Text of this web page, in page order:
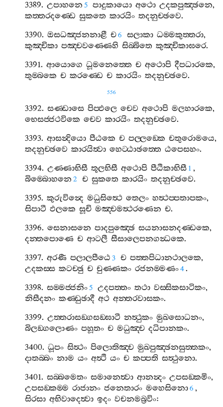
3389.උපාහනෙ 5 පාදුකායො අථො උදකපුඤ‍්ඡනෙ,
කත‍්තරදණ‍්ඩෙ සුකතෙ කාරයිං තදනුච‍්ඡවෙ.
3390.ඔසධඤ‍්ජනනාළී ච6 සලාකා ධම‍්මකුත‍්තරා,
කුඤ‍්චිකා පඤ‍්චවණ‍්ණෙහි සිබ‍්බිතෙ කුඤ‍්චිකාඝරෙ.
3391.ආයොගෙ ධූමනෙත‍්තෙ ච අථොපි දීපධාරකෙ,
තුම‍්බකෙ ච කරණ‍්ඩෙ ච කාරයිං තදනුච‍්ඡවෙ.
556
3392.සණ‍්ඩාසෙ පිප‍්ඵලෙ චෙව අථොපි මලහාරකෙ,
භෙසජ‍්ජථවිකෙ චෙව කාරයිං තදනුච‍්ඡවෙ.
3393.ආසන්‍දියො පීඨකෙ ච පල‍්ලඞ‍්කෙ චතුරොමයෙ,
තදනුච‍්ඡවෙ කාරයිත්‍වා හෙට‍්ඨාඡත‍්තෙ ඨපෙසහං.
3394.උණ‍්ණාභිසී තූලභිසී අථොපි පීඨිකාභිසී 1 ,
බිම‍්බොහනෙ 2 ච සුකතෙ කාරයිං තදනුච‍්ඡවෙ.
3395.කුරුවින්‍දෙ මධුසිත්‍ථෙ තෙලං හත්‍ථප‍්පතාපකං,
සිපාටී ඵලකෙ සූචි මඤ‍්චමත්‍ථරණෙන ච.
3396.සෙනාසනෙ පාදපුඤ‍්ඡෙ සයනාසනදණ‍්ඩකෙ,
දන‍්තපොණෙ ච ආටලී සීසාලෙපනගන්‍ධකෙ.
3397.අරණී පලාලපීඨෙ 3 ච පත‍්තපිධානථාලකෙ,
උදකස‍්ස කටච‍්ඡු ච චුණ‍්ණකං රජනම‍්මණං4.
3398.සම‍්මජ‍්ජනිං5 උදපත‍්තං තථා වස‍්සිකසාටිකං,
නිසීදනං කණ‍්ඩුඡාදී අථ අන‍්තරවාසකං.
3399.උත‍්තරාසඞ‍්ගසඞ‍්ඝාටී නත්‍ථුකං මුඛසොධනං,
බිලඞ‍්ගලොණං පහූතං ච මධුඤ‍්ච දධිපානකං.
3400.ධූපං සිත්‍ථං පිලොතිඤ‍්ච මුඛපුඤ‍්ඡනසුත‍්තකං,
දාතබ‍්බං නාම යං අත්‍ථි යං ච කප‍්පති සත්‍ථුනො.
3401.සබ‍්බමෙතං සමානෙත්‍වා ආනන්‍දං උපසඞ‍්කමිං,
උපසඞ‍්කම‍්ම රාජානං ජනෙතාරං මහෙසිනො6 ,
සිරසා අභිවාදෙත්‍වා ඉදං වචනමබ්‍රවිං: